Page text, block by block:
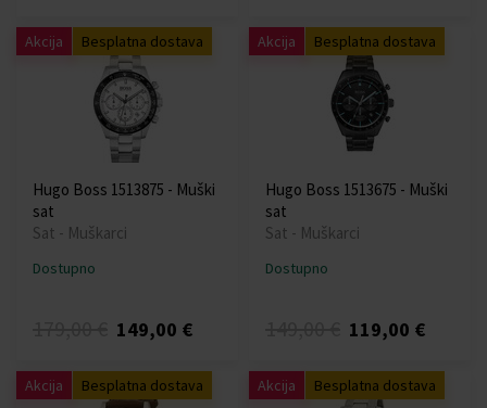
Akcija Besplatna dostava
Hugo Boss 1513875 - Muški
sat
Sat - Muškarci
Dostupno
149,00 €
Akcija Besplatna dostava
Hugo Boss 1513675 - Muški
sat
Sat - Muškarci
Dostupno
119,00 €
Akcija Besplatna dostava Akcija Besplatna dostava